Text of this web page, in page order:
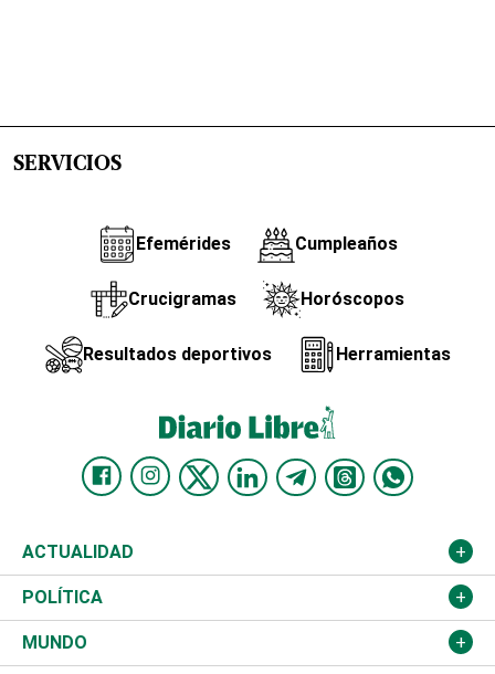
SERVICIOS
Efemérides Cumpleaños
Crucigramas Horóscopos
Resultados deportivos Herramientas
ACTUALIDAD
Nacional
Ciudad
POLÍTICA
Partidos
MUNDO